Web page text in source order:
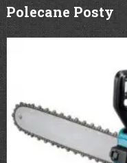
Polecane Posty